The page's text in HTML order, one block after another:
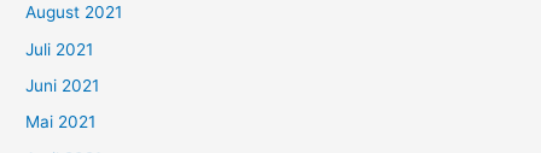
n
a
c
h
:
August 2021
Juli 2021
Juni 2021
Mai 2021